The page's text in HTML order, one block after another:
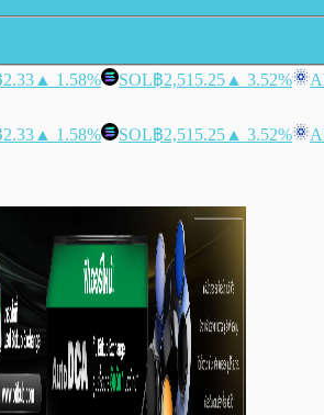
▲ 1.58% SOL฿2,515.25 ▲ 3.52%
▲ 1.58% SOL฿2,515.25 ▲ 3.52%